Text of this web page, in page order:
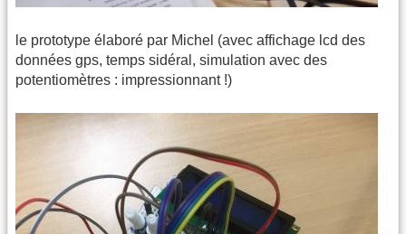
le prototype élaboré par Michel (avec affichage lcd des
données gps, temps sidéral, simulation avec des
potentiomètres : impressionnant !)